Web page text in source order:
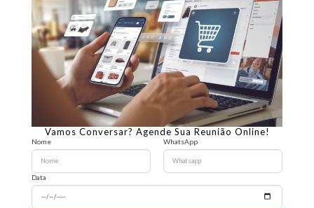
Vamos Conversar? Agende Sua Reunião Online!
Nome WhatsApp
Data